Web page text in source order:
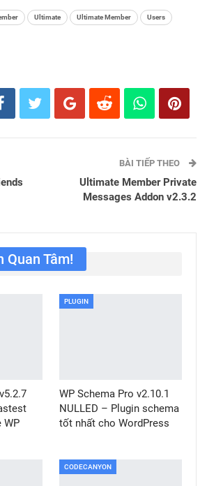
Ultimate Ultimate Member Users
BÀI TIẾP THEO
Ultimate Member Private
Messages Addon v2.3.2
Quan Tâm!
WP
PLUGIN
WP Schema Pro v2.10.1
NULLED – Plugin schema
tốt nhất cho WordPress
CODECANYON